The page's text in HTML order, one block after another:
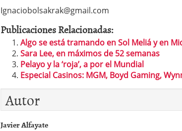
Ignaciobolsakrak@gmail.com
Publicaciones Relacionadas:
Algo se está tramando en Sol Meliá y en
Sara Lee, en máximos de 52 semanas
Pelayo y la ‘roja’, a por el Mundial
Especial Casinos: MGM, Boyd Gaming,
Autor
Javier Alfayate